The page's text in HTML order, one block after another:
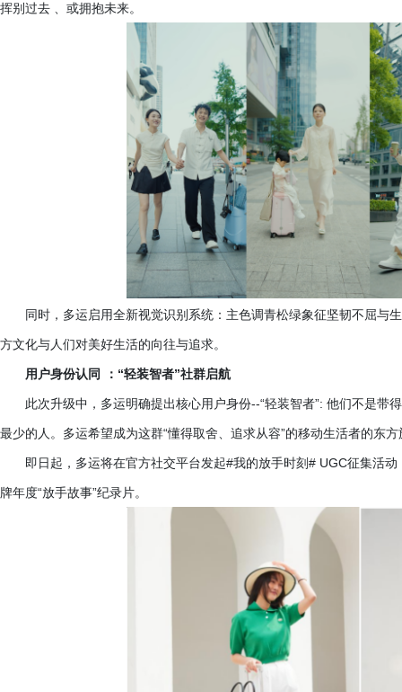
挥别过去 、或拥抱未来。
同时，多运启用全新视觉识别系统：主色调青松绿象征坚韧不屈与
方文化与人们对美好生活的向往与追求。
用户身份认同 ： “轻装智者”社群启航
此次升级中，多运明确提出核心用户身份--“轻装智者”: 他们不是带
最少的人。多运希望成为这群“懂得取舍、追求从容”的移动生活者的东方
即日起，多运将在官方社交平台发起#我的放手时刻# UGC征集活动
牌年度“放手故事”纪录片。